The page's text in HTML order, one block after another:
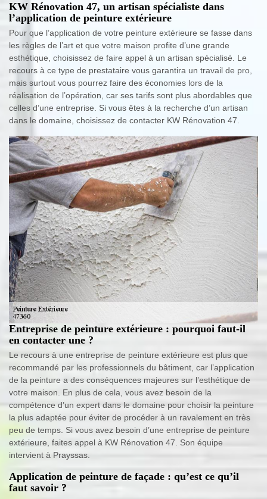
KW Rénovation 47, un artisan spécialiste dans
l’application de peinture extérieure
Pour que l’application de votre peinture extérieure se fasse dans
les règles de l’art et que votre maison profite d’une grande
esthétique, choisissez de faire appel à un artisan spécialisé. Le
recours à ce type de prestataire vous garantira un travail de pro,
mais surtout vous pourrez faire des économies lors de la
réalisation de l’opération, car ses tarifs sont plus abordables que
celles d’une entreprise. Si vous êtes à la recherche d’un artisan
dans le domaine, choisissez de contacter KW Rénovation 47.
Entreprise de peinture extérieure : pourquoi faut-il
en contacter une ?
Le recours à une entreprise de peinture extérieure est plus que
recommandé par les professionnels du bâtiment, car l’application
de la peinture a des conséquences majeures sur l’esthétique de
votre maison. En plus de cela, vous avez besoin de la
compétence d’un expert dans le domaine pour choisir la peinture
la plus adaptée pour éviter de procéder à un ravalement en très
peu de temps. Si vous avez besoin d’une entreprise de peinture
extérieure, faites appel à KW Rénovation 47. Son équipe
intervient à Prayssas.
Application de peinture de façade : qu’est ce qu’il
faut savoir ?